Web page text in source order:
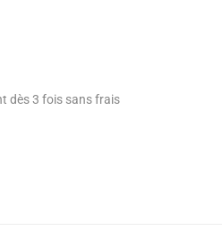
dès 3 fois sans frais